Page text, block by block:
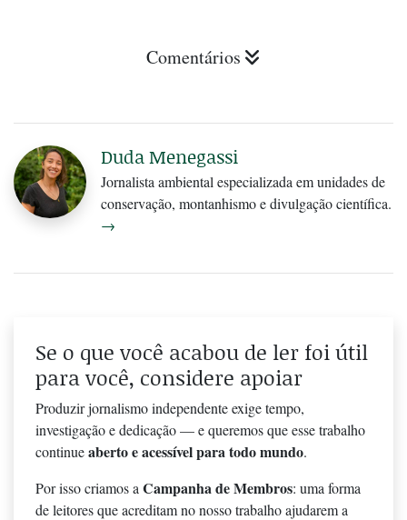
Comentários
Duda Menegassi
Jornalista ambiental especializada em unidades de
conservação, montanhismo e divulgação científica.
→
Se o que você acabou de ler foi útil
para você, considere apoiar
Produzir jornalismo independente exige tempo,
investigação e dedicação — e queremos que esse trabalho
continueaberto e acessível para todo mundo.
Por isso criamos a Campanha de Membros: uma forma
de leitores que acreditam no nosso trabalho ajudarem a